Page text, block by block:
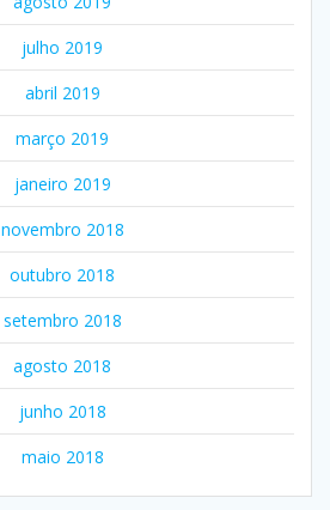
julho 2019
abril 2019
março 2019
janeiro 2019
novembro 2018
outubro 2018
setembro 2018
agosto 2018
junho 2018
maio 2018